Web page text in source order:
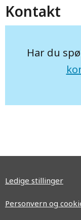
Kontakt
Har du
Ledige stillinger
Personvern og